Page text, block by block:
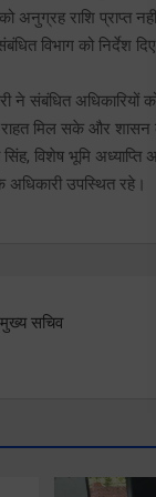
राशि प्राप्त
विभाग को निर्देश
अधिकारियों को
मिल सके और शासन
विशेष भूमि अध्याप्ति
अधिकारी उपस्थित रहे।
सचिव